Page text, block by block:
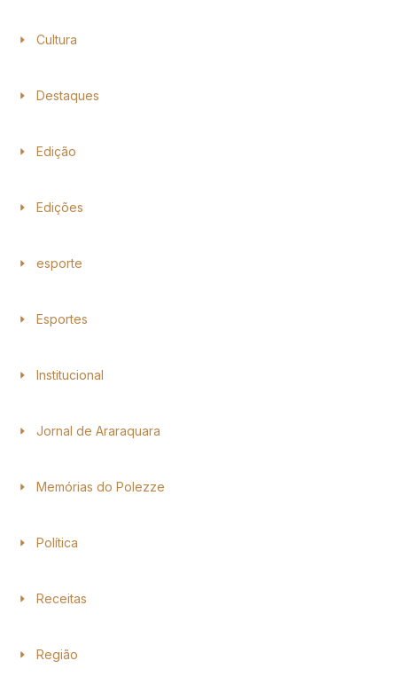
Cultura
Destaques
Edição
Edições
esporte
Esportes
Institucional
Jornal de Araraquara
Memórias do Polezze
Política
Receitas
Região